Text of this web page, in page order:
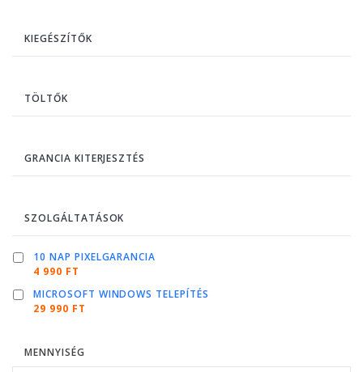
KIEGÉSZÍTŐK
TÖLTŐK
GRANCIA KITERJESZTÉS
SZOLGÁLTATÁSOK
10 NAP PIXELGARANCIA
4 990 FT
MICROSOFT WINDOWS TELEPÍTÉS
29 990 FT
MENNYISÉG